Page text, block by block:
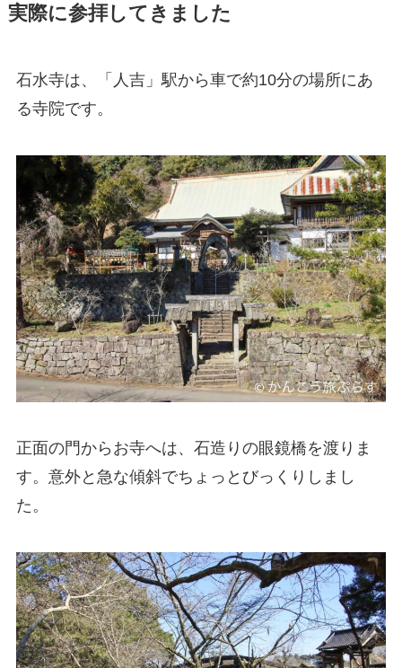
実際に参拝してきました
石水寺は、「人吉」駅から車で約10分の場所にあ
る寺院です。
正面の門からお寺へは、石造りの眼鏡橋を渡りま
す。意外と急な傾斜でちょっとびっくりしまし
た。